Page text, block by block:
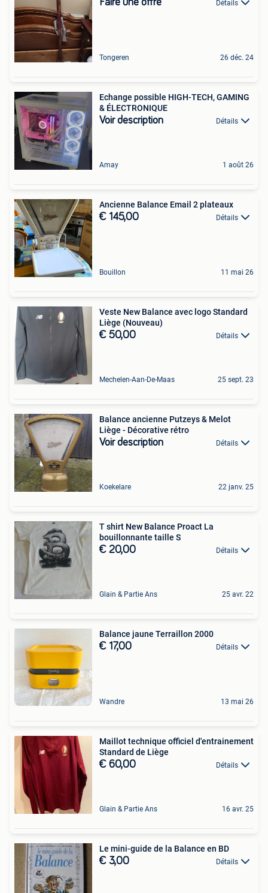
Faire une offre Détails
Tongeren 26 déc. 24
Echange possible HIGH-TECH, GAMING
& ÉLECTRONIQUE
Voir description Détails
Amay 1 août 26
Ancienne Balance Email 2 plateaux
€ 145,00 Détails
Bouillon 11 mai 26
Veste New Balance avec logo Standard
Liège (Nouveau)
€ 50,00 Détails
Mechelen-Aan-De-Maas 25 sept. 23
Balance ancienne Putzeys & Melot
Liège - Décorative rétro
Voir description Détails
Koekelare 22 janv. 25
T shirt New Balance Proact La
bouillonnante taille S
€ 20,00 Détails
Glain & Partie Ans 25 avr. 22
Balance jaune Terraillon 2000
€ 17,00 Détails
Wandre 13 mai 26
Maillot technique officiel d'entrainement
Standard de Liège
€ 60,00 Détails
Glain & Partie Ans 16 avr. 25
Le mini-guide de la Balance en BD
€ 3,00 Détails